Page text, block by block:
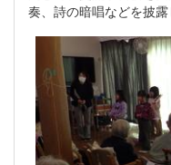
奏、詩の暗唱などを披露